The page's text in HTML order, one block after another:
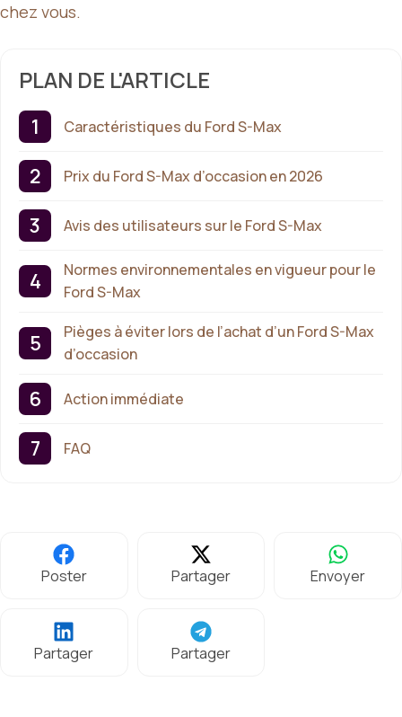
chez vous.
PLAN DE L'ARTICLE
Caractéristiques du Ford S-Max
Prix du Ford S-Max d’occasion en 2026
Avis des utilisateurs sur le Ford S-Max
Normes environnementales en vigueur pour le
Ford S-Max
Pièges à éviter lors de l’achat d’un Ford S-Max
d’occasion
Action immédiate
FAQ
Poster Partager Envoyer
Partager Partager